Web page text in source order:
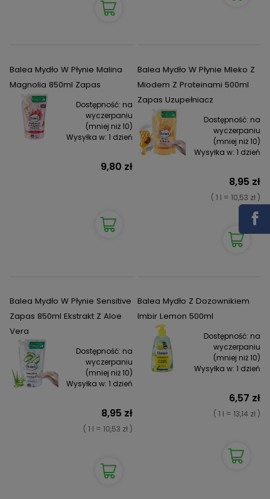
Balea Mydło W Płynie Malina
Magnolia 850ml Zapas
Dostępność: na
wyczerpaniu
(mniej niż 10)
Wysyłka w: 1 dzień
9,80 zł
Balea Mydło W Płynie Mleko Z
Miodem Z Proteinami 500ml
Zapas Uzupełniacz
Dostępność: na
wyczerpaniu
(mniej niż 10)
Wysyłka w: 1 dzień
8,95 zł
( 1 l = 10,53 zł )
Balea Mydło W Płynie Sensitive
Zapas 850ml Ekstrakt Z Aloe
Vera
Dostępność: na
wyczerpaniu
(mniej niż 10)
Wysyłka w: 1 dzień
8,95 zł
( 1 l = 10,53 zł )
Balea Mydło Z Dozownikiem
Imbir Lemon 500ml
Dostępność: na
wyczerpaniu
(mniej niż 10)
Wysyłka w: 1 dzień
6,57 zł
( 1 l = 13,14 zł )